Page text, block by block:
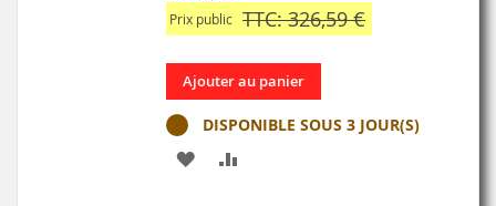
Prix public TTC: 326,59 €
Ajouter au panier
DISPONIBLE SOUS 3 JOUR(S)
AJOUTER